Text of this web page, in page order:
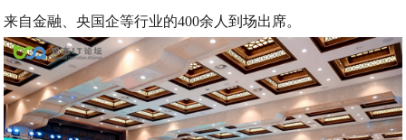
来自金融、央国企等行业的400余人到场出席。